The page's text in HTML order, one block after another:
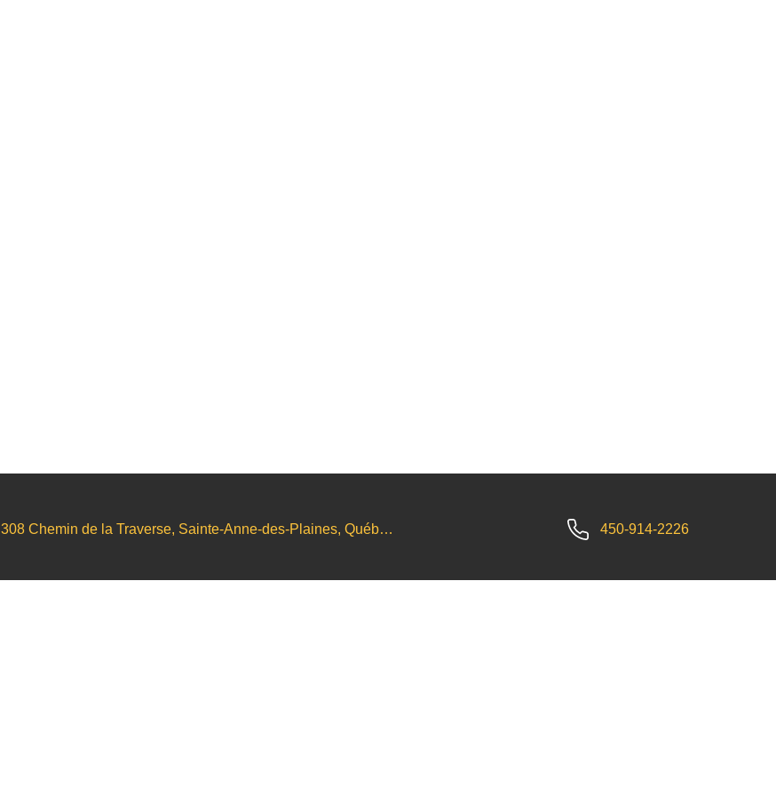
308 Chemin de la Traverse, Sainte-Anne-des-Plaines, Québec, J5N 4J1 450-914-2226